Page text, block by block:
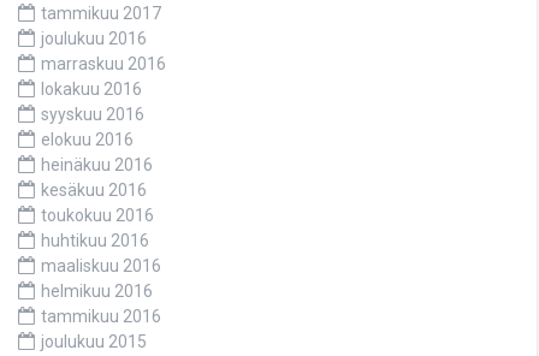
tammikuu 2017
joulukuu 2016
marraskuu 2016
lokakuu 2016
syyskuu 2016
elokuu 2016
heinäkuu 2016
kesäkuu 2016
toukokuu 2016
huhtikuu 2016
maaliskuu 2016
helmikuu 2016
tammikuu 2016
joulukuu 2015